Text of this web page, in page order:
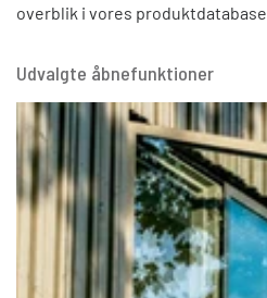
overblik i vores produktdatabase.
Udvalgte åbnefunktioner